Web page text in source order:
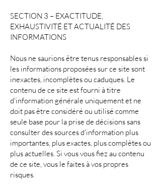
SECTION 3 – EXACTITUDE,
EXHAUSTIVITÉ ET ACTUALITÉ DES
INFORMATIONS
Nous ne saurions être tenus responsables si
les informations proposées sur ce site sont
inexactes, incomplètes ou caduques. Le
contenu de ce site est fourni à titre
d'information générale uniquement et ne
doit pas être considéré ou utilisé comme
seule base pour la prise de décisions sans
consulter des sources d'information plus
importantes, plus exactes, plus complètes ou
plus actuelles. Si vous vous fiez au contenu
de ce site, vous le faites à vos propres
risques.